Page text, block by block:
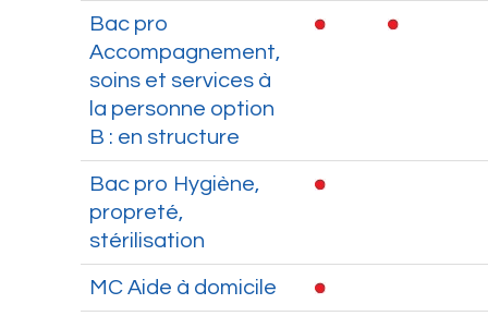
Bac pro
Accompagnement,
soins et services à
la personne option
B : en structure
Bac pro Hygiène,
propreté,
stérilisation
MC Aide à domicile